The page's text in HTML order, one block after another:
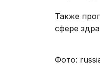
Также
сфере
Фото: